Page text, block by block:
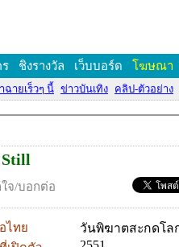
ร ชิงรางวัล เว็บบอร์ด โฆษณา
ฉายเร็วๆ นี้ ข่าวบันเทิง คลิป-ตัวอย่าง
Still
จ/บอกต่อ
ไทย วันพิฆาตสะกดโล